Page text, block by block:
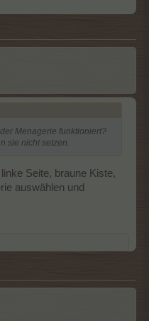
Menagerie funktioniert?
sie nicht setzen.
Seite, braune Kiste,
auswählen und